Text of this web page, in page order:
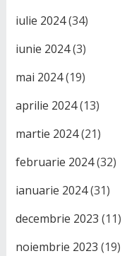
iulie 2024(34)
iunie 2024(3)
mai 2024(19)
aprilie 2024(13)
martie 2024(21)
februarie 2024(32)
ianuarie 2024(31)
decembrie 2023 (11)
noiembrie 2023 (19)